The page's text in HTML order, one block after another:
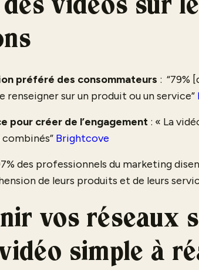
vidéos sur
préféré des consommateurs : “79%
renseigner sur un produit ou un service”
pour créer de l’engagement : « La
Brightcove
des professionnels du marketing
de leurs produits et de leurs
vos réseaux
simple à